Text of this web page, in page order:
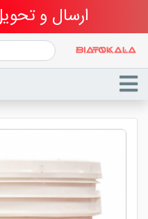
ارسال و
فروشگاه خرید سم بیا تو کالا